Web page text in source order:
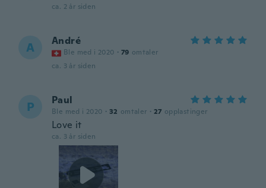
ca. 2 år siden
A André
Ble med i 2020 · 79 omtaler
ca. 3 år siden
P Paul
Ble med i 2020 · 32 omtaler · 27 opplastinger
Love it
ca. 3 år siden